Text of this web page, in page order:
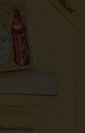
Bewertungen